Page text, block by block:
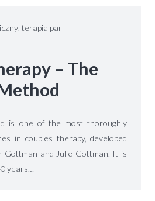
, terapia par
– The
is one of the most thoroughly
in couples therapy, developed
Gottman and Julie Gottman. It is
years…